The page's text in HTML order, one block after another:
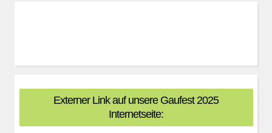
Externer Link auf unsere Gaufest 2025
Internetseite: